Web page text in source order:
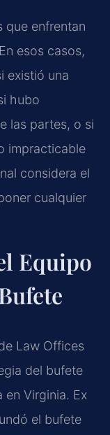
que enfrentan
esos casos,
existió una
hubo
las partes, o si
impracticable
considera el
cualquier
Equipo
Law Offices
del bufete
en Virginia. Ex
el bufete